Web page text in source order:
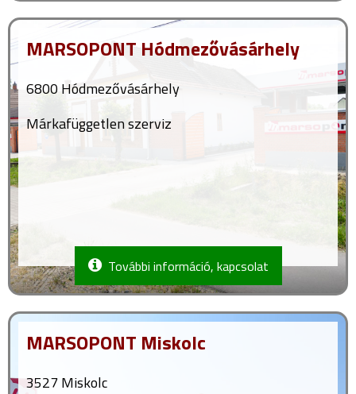
MARSOPONT Hódmezővásárhely
6800 Hódmezővásárhely
Márkafüggetlen szerviz
További információ, kapcsolat
MARSOPONT Miskolc
3527 Miskolc